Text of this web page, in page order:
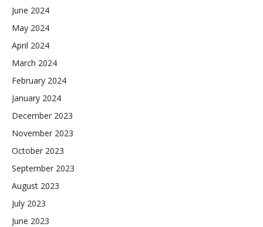
June 2024
May 2024
April 2024
March 2024
February 2024
January 2024
December 2023
November 2023
October 2023
September 2023
August 2023
July 2023
June 2023